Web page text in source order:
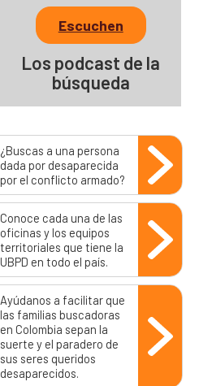
Escuchen
Los podcast de la
búsqueda
¿Buscas a una persona
dada por desaparecida
por el conflicto armado?
Conoce cada una de las
oficinas y los equipos
territoriales que tiene la
UBPD en todo el país.
Ayúdanos a facilitar que
las familias buscadoras
en Colombia sepan la
suerte y el paradero de
sus seres queridos
desaparecidos.